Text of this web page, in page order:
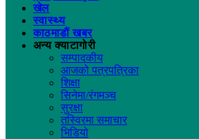
खेल
स्वास्थ्य
काठमाडौं खबर
अन्य क्याटागोरी
सम्पादकीय
आजको पत्रपत्रिका
शिक्षा
सिनेमा/रंगमञ्च
सुरक्षा
तस्विरमा समाचार
भिडियो